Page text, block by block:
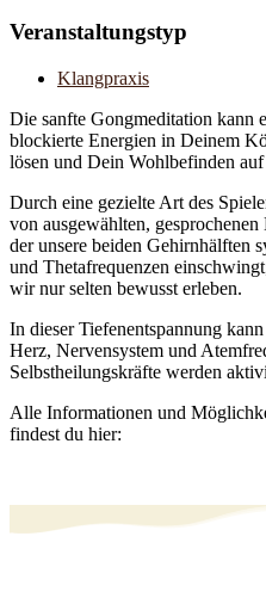
Veranstaltungstyp
Klangpraxis
Die sanfte Gongmeditation kann
blockierte Energien in Deinem
lösen und Dein Wohlbefinden
Durch eine gezielte Art des
von ausgewählten,
der unsere beiden Gehirnhälften
und Thetafrequenzen
wir nur selten bewusst erleben.
In dieser Tiefenentspannung
Herz, Nervensystem und
Selbstheilungskräfte werden
Alle Informationen und
findest du hier: